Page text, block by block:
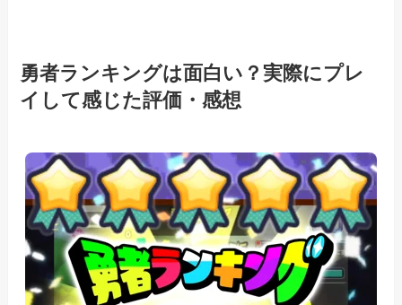
勇者ランキングは面白い？実際にプレ
イして感じた評価・感想